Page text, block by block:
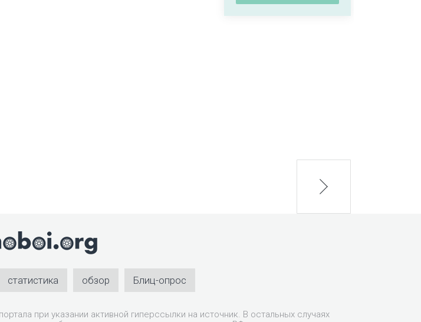
next
статистика обзор Блиц-опрос
при указании активной гиперссылки на источник. В остальных случаях